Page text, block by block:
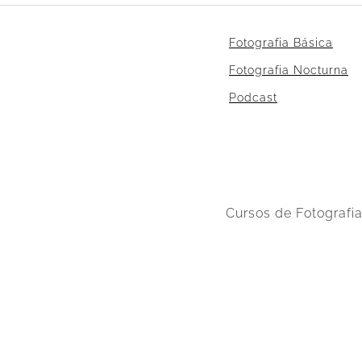
Fotografia Básica
Fotografia Nocturna
Podcast
Cursos de Fotografia